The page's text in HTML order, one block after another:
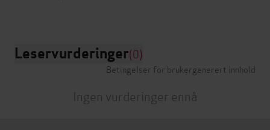
Leservurderinger(0)
Betingelser for brukergenerert innhold
Ingen vurderinger ennå